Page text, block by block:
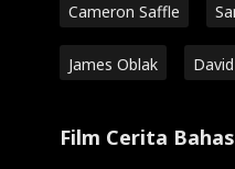
Cameron Saffle
James Oblak
Film Cerita